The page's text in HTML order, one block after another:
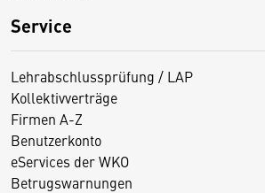
Service
Lehrabschlussprüfung / LAP
Kollektivverträge
Firmen A-Z
Benutzerkonto
eServices der WKO
Betrugswarnungen